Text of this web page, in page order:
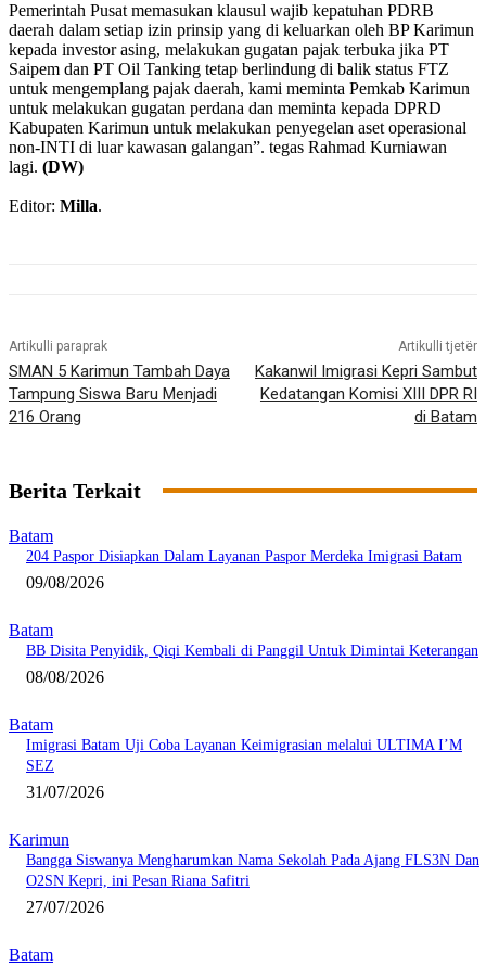
Pemerintah Pusat memasukan klausul wajib kepatuhan PDRB
daerah dalam setiap izin prinsip yang di keluarkan oleh BP Karimun
kepada investor asing, melakukan gugatan pajak terbuka jika PT
Saipem dan PT Oil Tanking tetap berlindung di balik status FTZ
untuk mengemplang pajak daerah, kami meminta Pemkab Karimun
untuk melakukan gugatan perdana dan meminta kepada DPRD
Kabupaten Karimun untuk melakukan penyegelan aset operasional
non-INTI di luar kawasan galangan”. tegas Rahmad Kurniawan
lagi. (DW)
Editor: Milla.
Artikulli paraprak
SMAN 5 Karimun Tambah Daya
Tampung Siswa Baru Menjadi
216 Orang
Artikulli tjetër
Kakanwil Imigrasi Kepri Sambut
Kedatangan Komisi XIII DPR RI
di Batam
Berita Terkait
Batam
204 Paspor Disiapkan Dalam Layanan Paspor Merdeka Imigrasi Batam
09/08/2026
Batam
BB Disita Penyidik, Qiqi Kembali di Panggil Untuk Dimintai Keterangan
08/08/2026
Batam
Imigrasi Batam Uji Coba Layanan Keimigrasian melalui ULTIMA I’M
SEZ
31/07/2026
Karimun
Bangga Siswanya Mengharumkan Nama Sekolah Pada Ajang FLS3N Dan
O2SN Kepri, ini Pesan Riana Safitri
27/07/2026
Batam